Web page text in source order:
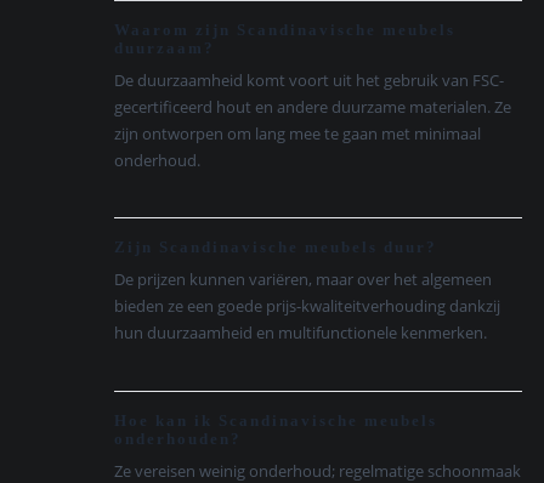
Waarom zijn Scandinavische meubels
duurzaam?
De duurzaamheid komt voort uit het gebruik van FSC-
gecertificeerd hout en andere duurzame materialen. Ze
zijn ontworpen om lang mee te gaan met minimaal
onderhoud.
Zijn Scandinavische meubels duur?
De prijzen kunnen variëren, maar over het algemeen
bieden ze een goede prijs-kwaliteitverhouding dankzij
hun duurzaamheid en multifunctionele kenmerken.
Hoe kan ik Scandinavische meubels
onderhouden?
Ze vereisen weinig onderhoud; regelmatige schoonmaak